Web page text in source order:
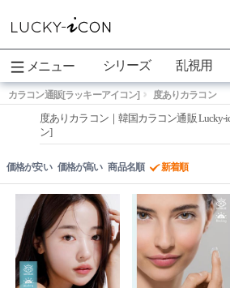
メニュー シリーズ 乱視用
カラコン通販[ラッキーアイコン] 度ありカラコン
度ありカラコン｜韓国カラコン通販 Lucky-
ン]
価格が安い 価格が高い 商品名順 新着順